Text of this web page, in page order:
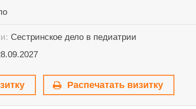
Сестринское дело в педиатрии
Распечатать визитку